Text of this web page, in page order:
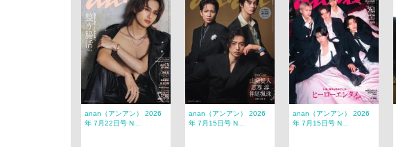
anan（アンアン） 2026
年 7月22日号 N...
anan（アンアン） 2026
年 7月15日号 N...
anan（アンアン） 2026
年 7月15日号 N...